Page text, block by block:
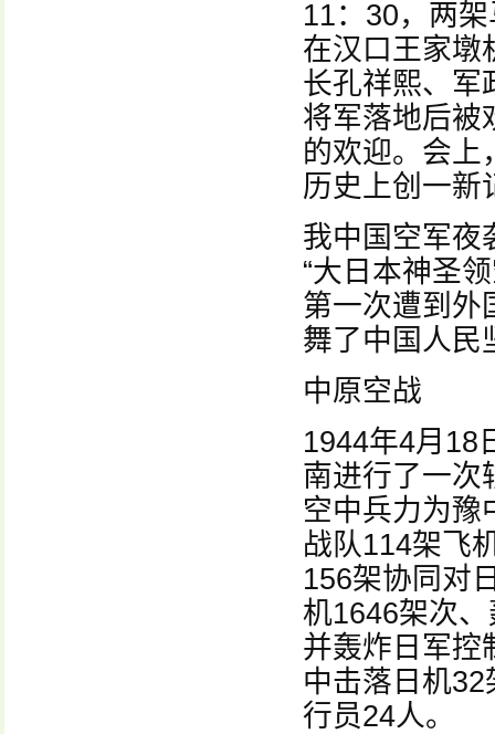
11：30，两
在汉口王家墩
长孔祥熙、军
将军落地后被
的欢迎。会上
历史上创一新
我中国空军夜
“大日本神圣
第一次遭到外
舞了中国人民
中原空战
1944年4月18
南进行了一次
空中兵力为豫
战队114架飞
156架协同对
机1646架次
并轰炸日军控
中击落日机
行员24人。